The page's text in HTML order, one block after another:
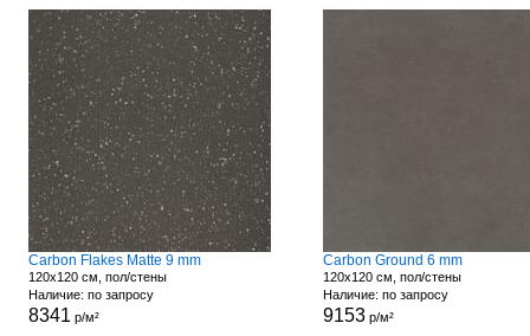
Carbon Flakes Matte 9 mm
120x120 см, пол/стены
Наличие: по запросу
8341 р/м²
Carbon Ground 6 mm
120x120 см, пол/стены
Наличие: по запросу
9153р/м²